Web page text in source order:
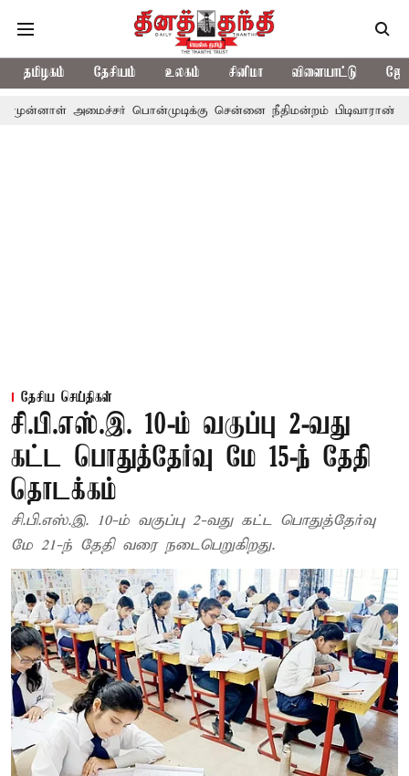
தமிழகம் தேசியம் உலகம் சினிமா விளையாட்டு
பொன்முடிக்கு சென்னை நீதிமன்றம் பிடிவாராண்ட்
தேசிய செய்திகள்
சி.பி.எஸ்.இ. 10-ம் வகுப்பு 2-வது
கட்ட பொதுத்தேர்வு மே 15-ந் தேதி
தொடக்கம்
சி.பி.எஸ்.இ. 10-ம் வகுப்பு 2-வது கட்ட பொதுத்தேர்வு
மே 21-ந் தேதி வரை நடைபெறுகிறது.